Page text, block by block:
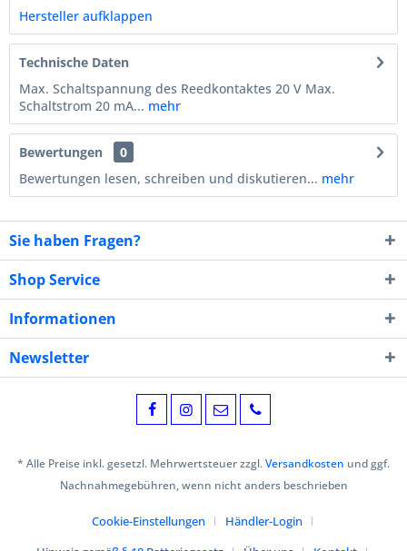
Hersteller aufklappen
Technische Daten
Max. Schaltspannung des Reedkontaktes 20 V Max.
Schaltstrom 20 mA... mehr
Bewertungen
0
Bewertungen lesen, schreiben und diskutieren... mehr
Sie haben Fragen?
Shop Service
Informationen
Newsletter
* Alle Preise inkl. gesetzl. Mehrwertsteuer zzgl.Versandkosten und ggf.
Nachnahmegebühren, wenn nicht anders beschrieben
Cookie-Einstellungen
Händler-Login